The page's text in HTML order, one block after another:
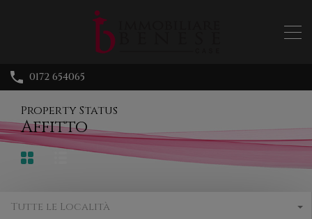
0172 654065
Property Status
Affitto
Tutte le Località